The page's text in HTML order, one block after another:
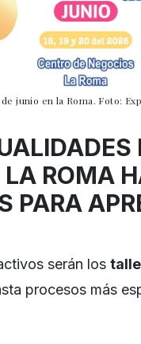
junio en la Roma. Foto:
ROMA
PARA
serán los
procesos más